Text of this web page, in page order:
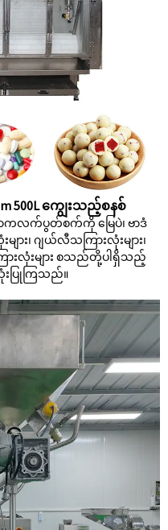
500L ကျွေးသည့်စနစ်
ကလက်ပွတ်စက်ကို မြေပဲ၊ ဗာဒံ
ျား၊ ဂျယ်လီသကြားလုံးများ၊
ြားလုံးများ စသည်တို့ပါရှိသည့်
းပြုကြသည်။